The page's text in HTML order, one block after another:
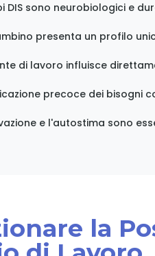
DIS sono neurobiologici e
presenta un profilo
di lavoro influisce
precoce dei bisogni
e l'autostima sono
la